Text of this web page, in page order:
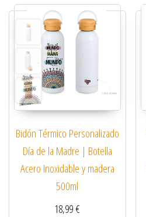
Bidón Térmico Personalizado
Día de la Madre | Botella
Acero Inoxidable y madera
500ml
18,99€